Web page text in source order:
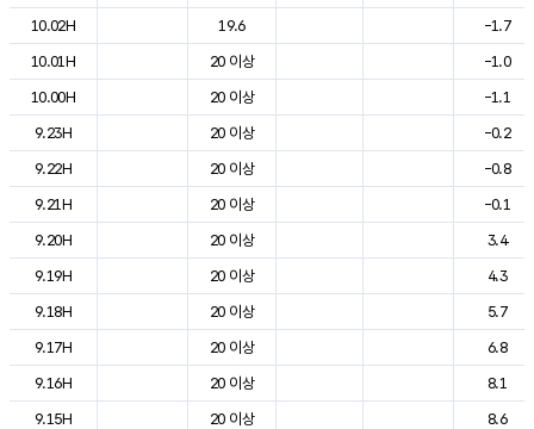
10.02H
19.6
-1.7
10.01H
20 이상
-1.0
10.00H
20 이상
-1.1
9.23H
20 이상
-0.2
9.22H
20 이상
-0.8
9.21H
20 이상
-0.1
9.20H
20 이상
3.4
9.19H
20 이상
4.3
9.18H
20 이상
5.7
9.17H
20 이상
6.8
9.16H
20 이상
8.1
9.15H
20 이상
8.6